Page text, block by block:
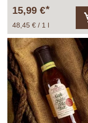
15,99 €
48,45 € / 1 l